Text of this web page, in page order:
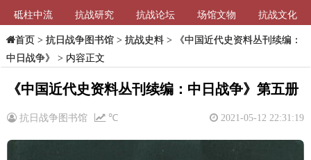
砥柱中流
抗战研究 抗战论坛 场馆文物 抗战文化
首页> 抗日战争图书馆> 抗战史料>
《中国近代史资料丛刊续编：
中日战争》
> 内容正文
《中国近代史资料丛刊续编：中日战争》第五册
抗日战争图书馆 2021-05-12 22:31:19
℃